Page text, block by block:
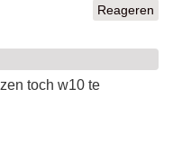
Reageren
toch w10 te